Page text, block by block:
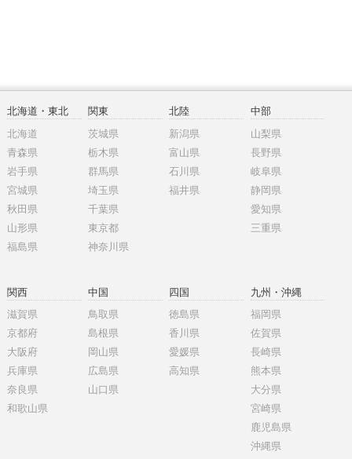
北海道・東北
北海道
青森県
岩手県
宮城県
秋田県
山形県
福島県
関東
茨城県
栃木県
群馬県
埼玉県
千葉県
東京都
神奈川県
北陸
新潟県
富山県
石川県
福井県
中部
山梨県
長野県
岐阜県
静岡県
愛知県
三重県
関西
滋賀県
京都府
大阪府
兵庫県
奈良県
和歌山県
中国
鳥取県
島根県
岡山県
広島県
山口県
四国
徳島県
香川県
愛媛県
高知県
九州・沖縄
福岡県
佐賀県
長崎県
熊本県
大分県
宮崎県
鹿児島県
沖縄県